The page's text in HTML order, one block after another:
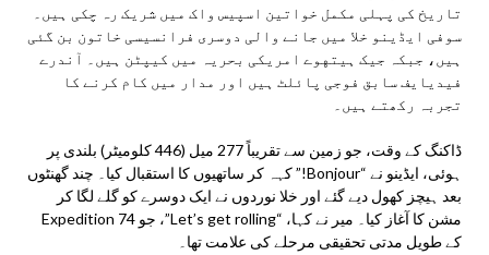
تاریخ کی پہلی مکمل خواتین اسپیس واک میں شریک رہ چکی ہیں۔
سوفی ایڈینو خلا میں جانے والی دوسری فرانسیسی خاتون بن گئی
ہیں، جبکہ جیک ہیتهوے امریکی بحریہ میں کیپٹن ہیں۔ آندرے
فیدیایف سابق فوجی پائلٹ ہیں اور مدار میں کام کرنے کا
تجربہ رکھتے ہیں۔
ڈاکنگ کے وقت، جو زمین سے تقریباً 277 میل (446 کلومیٹر) بلندی پر
ہوئی، ایڈینو نے “Bonjour!” کہہ کر ساتھیوں کا استقبال کیا۔ چند گھنٹوں
بعد ہیچز کھول دیے گئے اور خلا نوردوں نے ایک دوسرے کو گلے لگا کر
مشن کا آغاز کیا۔ میر نے کہا، “Let’s get rolling”، جو Expedition 74
کے طویل مدتی تحقیقی مرحلے کی علامت تھا۔